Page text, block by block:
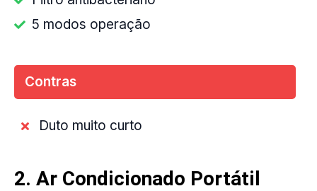
5 modos operação
Contras
Duto muito curto
2. Ar Condicionado Portátil